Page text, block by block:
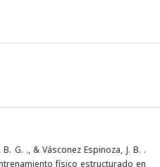
G. ., & Vásconez Espinoza, J. B. .
físico estructurado en